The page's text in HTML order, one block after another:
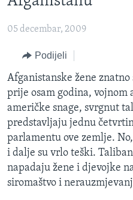
na
glavnu
pretragu
FOTOGRAFIJE DANA
VIJESTI
SJEDINJENE AMERIČKE
BOSNA I HERCEGOVINA
SVIJET
NAUKA I TEHNOLOGIJA
SPECIJALNI PROJEKTI
KORUPCIJA
SLOBODA MEDIJA
ŽENSKA STRANA
IZBJEGLIČKA STRANA
MAGAZIN
05 decembar, 2009
Podijeli
Afganistanske žene
prije osam godina, vojnom
američke snage, svrgnut
predstavljaju jednu
parlamentu ove zemlje.
i dalje su vrlo teški.
napadaju žene i djevojke
siromaštvo i